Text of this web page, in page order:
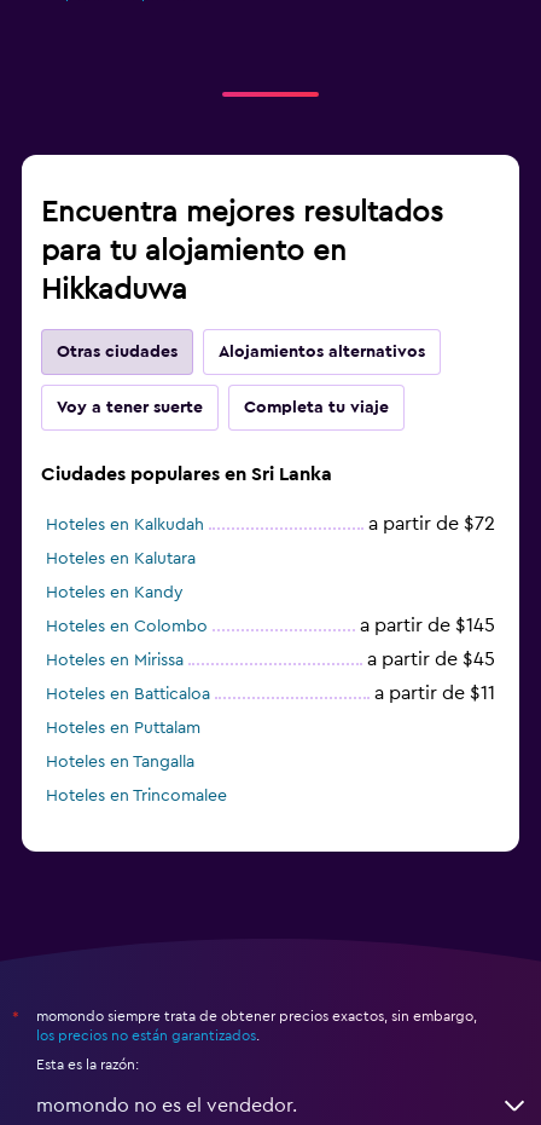
Encuentra mejores resultados
para tu alojamiento en
Hikkaduwa
Otras ciudades Alojamientos alternativos
Voy a tener suerte Completa tu viaje
Ciudades populares en Sri Lanka
Hoteles en Kalkudah a partir de $72
Hoteles en Kalutara
Hoteles en Kandy
Hoteles en Colombo
a partir de $145
Hoteles en Mirissa a partir de $45
Hoteles en Batticaloa a partir de $11
Hoteles en Puttalam
Hoteles en Tangalla
Hoteles en Trincomalee
*
momondo siempre trata de obtener precios exactos, sin embargo,
los precios no están garantizados
Esta es la razón:
momondo no es el vendedor.